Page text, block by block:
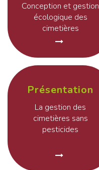
Conception et gestion
écologique des
cimetières
Présentation
La gestion des
cimetières sans
pesticides